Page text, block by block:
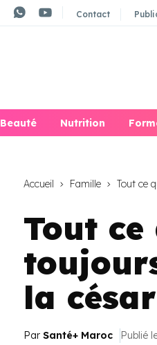
Contact
Beauté Nutrition
Accueil Famille Tout ce
Tout ce
la
Par Santé+ Maroc Publié